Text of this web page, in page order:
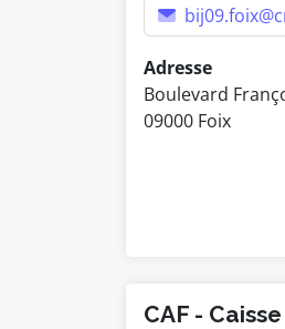
Adresse
Boulevard
09000 Foix
CAF -